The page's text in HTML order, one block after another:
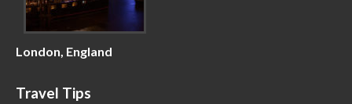
London, England
Travel Tips